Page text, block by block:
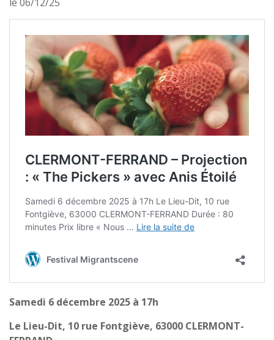
Samedi 6 décembre 2025 à 17h
Le Lieu-Dit, 10 rue Fontgiève, 63000 CLERMONT-